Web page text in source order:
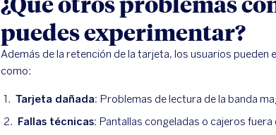
puedes experimentar?
Además de la retención de la tarjeta, los usuarios
como:
Tarjeta dañada: Problemas de lectura de la banda
Fallas técnicas: Pantallas congeladas o cajeros fuera